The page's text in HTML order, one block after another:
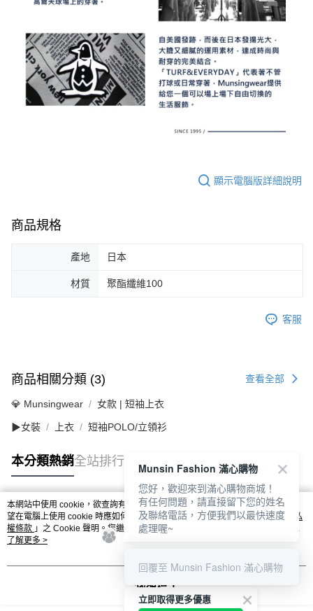
顯示電腦版詳細說明
商品規格
產地 日本
材質 聚酯纖維100
客服
商品相關分類 (3) 查看全部
💎 Munsingwear 女款 | 短袖上衣
▶女裝 上衣 短袖POLO/立領衫
本分類熱銷全站排行
熱門標籤
本網站中使用 cookie，欲查詢有關本網站使用 cookie 方式之詳情，及若您不希
望在電腦上使用 cookie 時應如何變更電腦的 cookie 設定，請參閱本網站「
隱私
權條款 」之 Cookie 聲明。您繼續使用本網站即表示您同意本公司得按本網站使
用條款之 Cookie 聲明使用 cookie。
了解更多 >
我知道了
立即取得更多優惠
Munsin Fashion 滿心購物
您好，歡迎來到滿心購物商城！
有任何問題，請直接留下您的姓名
及聯絡電話，方便我們以最快速度
處理喔~
回覆至 Munsin Fashion 滿心購物